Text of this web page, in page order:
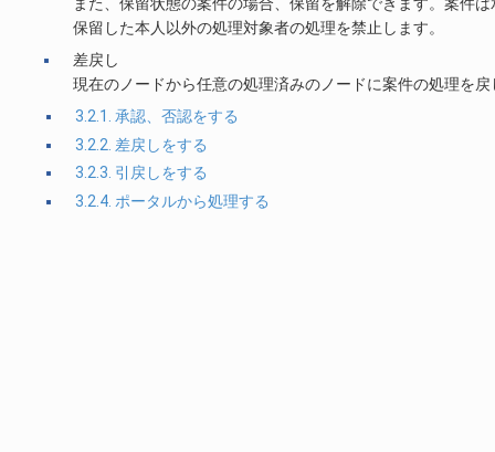
保留した本人以外の処理対象者の処理を禁止します。
差戻し
現在のノードから任意の処理済みのノードに案件の処理を戻
3.2.1. 承認、否認をする
3.2.2. 差戻しをする
3.2.3. 引戻しをする
3.2.4. ポータルから処理する